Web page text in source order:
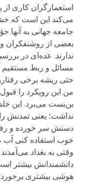
استعمارگران کاری از
می‌کند این است که
جامعه جهانی به آنها
بعضی از روشنفکران
ندارند. عده‌ای در
مسائل و ربط مستقیم
حتی ریشه برخی
من این رویکرد را قبول
بن‌بست می‌برد. ابن
نداشت؛ یعنی تمدنش
دستش سر خورده و
خوب استفاده کنی آب
وقتی به بغداد
دانشمندانش بیشتر
هوشی بیشتری